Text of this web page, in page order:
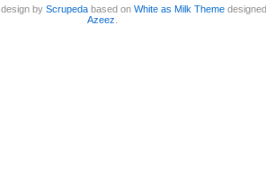
, design byScrupeda based onWhite as Milk Theme
Azeez